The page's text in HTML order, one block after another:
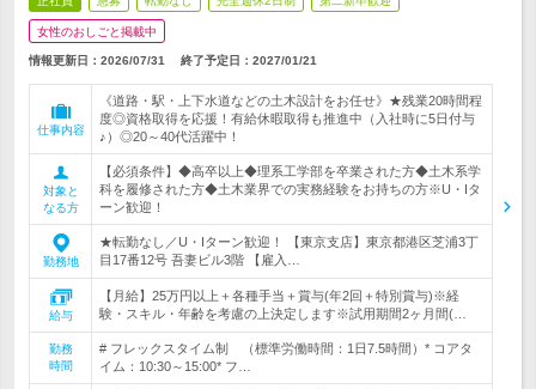
女性のおしごと掲載中
情報更新日：2026/07/31 終了予定日： 2027/01/21
仕事内容
《道路・駅・上下水道などの土木設計をお任せ》★残業20時間程
度◎資格取得を応援！有給休暇取得も推進中（入社時に5日付与
♪）◎20～40代活躍中！
対象と
なる方
【必須条件】◆高卒以上◆理系工学部を卒業された方◆土木系学
科を履修された方◆土木業界での実務経験をお持ちの方※U・Iタ
ーン歓迎！
勤務地
★転勤なし／U・Iターン歓迎！ 【東京支店】東京都港区芝浦3丁
目17番12号 吾妻ビル3階 【雇入…
給与
【月給】25万円以上＋各種手当＋賞与(年2回＋特別賞与)※経
験・スキル・年齢を考慮の上決定します※試用期間2ヶ月間(…
勤務
時間
# フレックスタイム制 （標準労働時間：1日7.5時間）* コアタ
イム：10:30～15:00* フ…